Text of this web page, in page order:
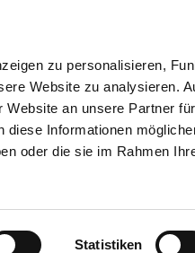
zu personalisieren,
Website zu analysieren.
an unsere Partner
diese Informationen
oder die sie im Rahmen
Statistiken
GOTTESDIENSTE
PETER WEG
1250